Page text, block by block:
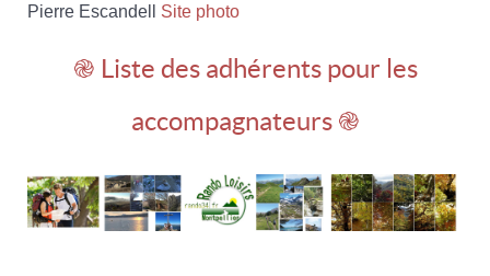
Pierre Escandell Site photo
֎ Liste des adhérents pour les
accompagnateurs ֎